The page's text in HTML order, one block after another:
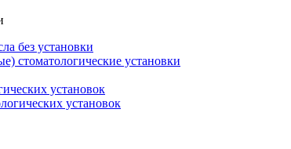
без установки
стоматологические установки
установок
установок